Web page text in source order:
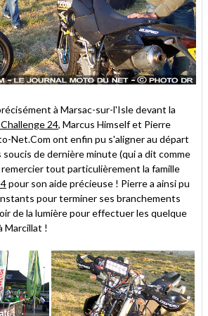
à Marsac-sur-l'Isle devant la
24, Marcus Himself et Pierre
Net.Com ont enfin pu s'aligner au départ
de dernière minute (qui a dit comme
remercier tout particulièrement la famille
pour son aide précieuse ! Pierre a ainsi pu
pour terminer ses branchements
de la lumière pour effectuer les quelque
Marcillat !